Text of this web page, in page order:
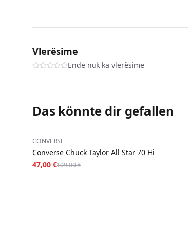
Vlerësime
Ende nuk ka vlerësime
Das könnte dir gefallen
−57%
CONVERSE
Converse Chuck Taylor All Star 70 Hi
47,00 €109,00 €